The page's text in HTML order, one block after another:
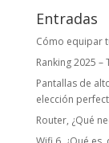
Entradas
Cómo equipar
Ranking 2025
Pantallas de
elección
Router, ¿Qué